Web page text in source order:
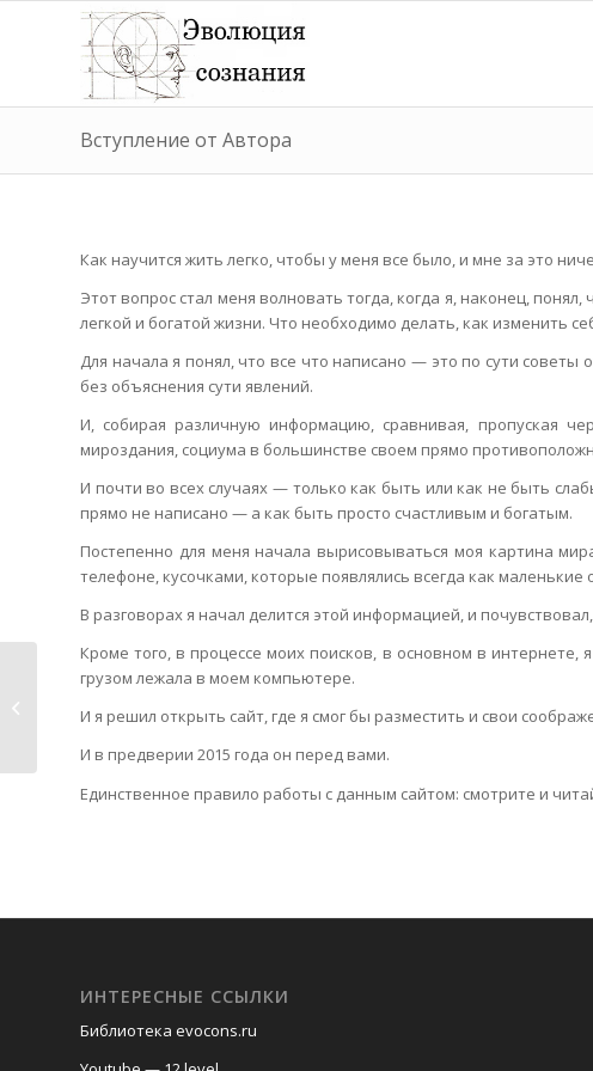
Вступление от Автора
Как научится жить легко, чтобы у меня все было, и мне за это
Этот вопрос стал меня волновать тогда, когда я, наконец,
легкой и богатой жизни. Что необходимо делать, как изменить
Для начала я понял, что все что написано — это по сути
без объяснения сути явлений.
И, собирая различную информацию, сравнивая, пропуская
мироздания, социума в большинстве своем прямо
И почти во всех случаях — только как быть или как не быть
прямо не написано — а как быть просто счастливым и богатым.
Постепенно для меня начала вырисовываться моя картина
телефоне, кусочками, которые появлялись всегда как
В разговорах я начал делится этой информацией, и
Кроме того, в процессе моих поисков, в основном в
грузом лежала в моем компьютере.
И я решил открыть сайт, где я смог бы разместить и свои
И в предверии 2015 года он перед вами.
Единственное правило работы с данным сайтом: смотрите и
ИНТЕРЕСНЫЕ ССЫЛКИ
Библиотека evocons.ru
Стенограмма выступления
Автора (Алексея Сергеева)...